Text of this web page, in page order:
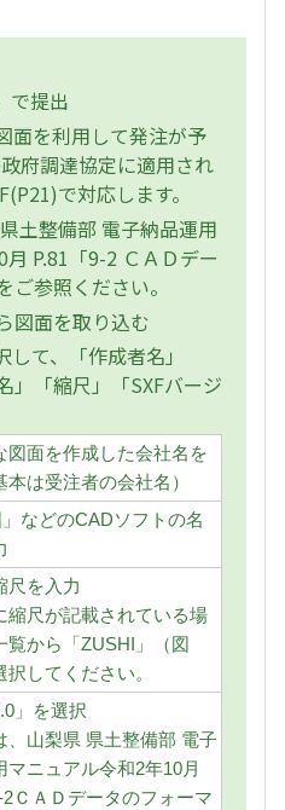
で提出
面を利用して発注が予
府調達協定に適用され
で対応します。
土整備部 電子納品運用
P.81「9-2 ＣＡＤデー
ご参照ください。
図面を取り込む
て、「作成者名」
」「縮尺」「SXFバージ
図面を作成した会社名を
本は受注者の会社名）
」などのCADソフトの名
尺を入力
尺が記載されている場
覧から「ZUSHI」（図
択してください。
」を選択
、山梨県 県土整備部 電子
マニュアル令和2年10月
2ＣＡＤデータのフォーマ